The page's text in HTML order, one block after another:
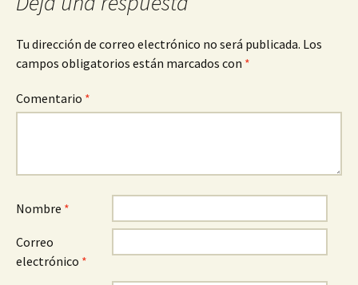
Tu dirección de correo electrónico no será publicada. Los
campos obligatorios están marcados con *
Comentario *
Nombre *
Correo
electrónico *